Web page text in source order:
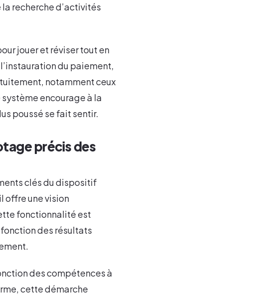
recherche d’activités
jouer et réviser tout en
du paiement,
notamment ceux
encourage à la
poussé se fait sentir.
précis des
clés du dispositif
offre une vision
fonctionnalité est
des résultats
des compétences à
cette démarche